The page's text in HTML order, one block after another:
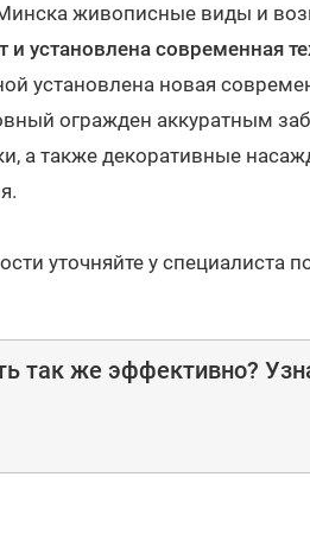
живописные виды и
установлена современная
установлена новая
огражден аккуратным
а также декоративные
уточняйте у специалиста
так же эффективно?